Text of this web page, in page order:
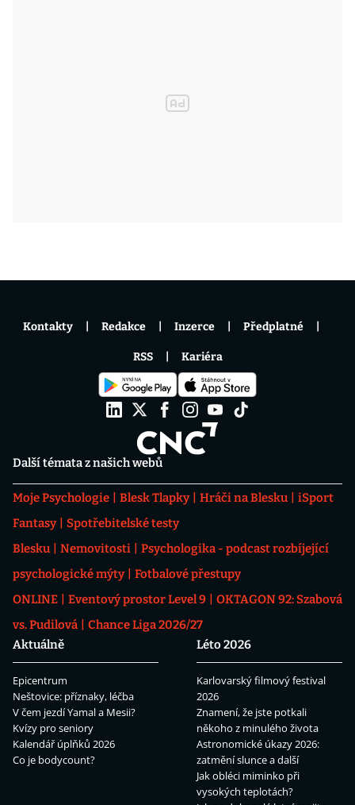
Další témata z našich webů
Moje Psychologie Blesk Tlapky Hráči na Blesku
iSport
Fantasy
Spotřebitelské testy
Blesku
Nemovitosti
Psychologika - podcast rozbíjející
psychologické mýty
Fotbalové přestupy
ONLINE
Eventový prostor Level 9
OKTAGON 92: Szabová
vs. Pudilová
Chance Liga 2026/27
Aktuálně
Epicentrum
Neštovice: příznaky, léčba
V čem jezdí Yamal a Mesii?
Kvízy pro seniory
Kalendář úplňků 2026
Co je bodycount?
Léto 2026
Karlovarský filmový festival
2026
Znamení, že jste potkali
někoho z minulého života
Astronomické úkazy 2026:
zatmění slunce a další
Jak obléci miminko při
vysokých teplotách?
Kontakty Redakce Inzerce Předplatné
RSS Kariéra